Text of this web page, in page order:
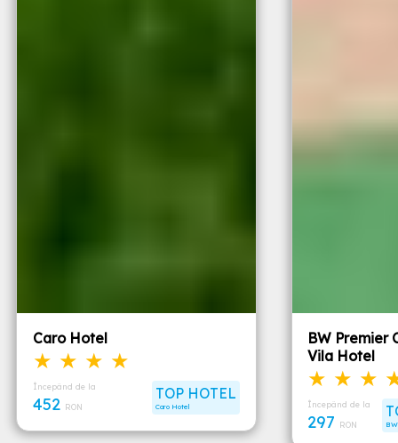
Caro Hotel
★ ★ ★ ★
TOP HOTEL
Caro Hotel
Începând de la
452 RON
BW Premier
Vila Hotel
★ ★ ★
Începând de la
297 RON